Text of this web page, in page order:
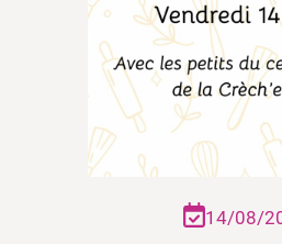
14/08/